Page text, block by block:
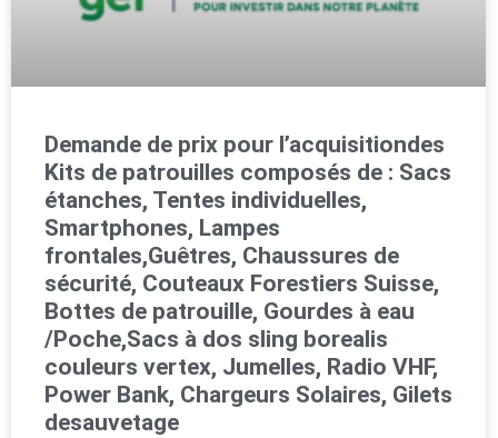
Demande de prix pour l’acquisitiondes
Kits de patrouilles composés de : Sacs
étanches, Tentes individuelles,
Smartphones, Lampes
frontales,Guêtres, Chaussures de
sécurité, Couteaux Forestiers Suisse,
Bottes de patrouille, Gourdes à eau
/Poche,Sacs à dos sling borealis
couleurs vertex, Jumelles, Radio VHF,
Power Bank, Chargeurs Solaires, Gilets
desauvetage